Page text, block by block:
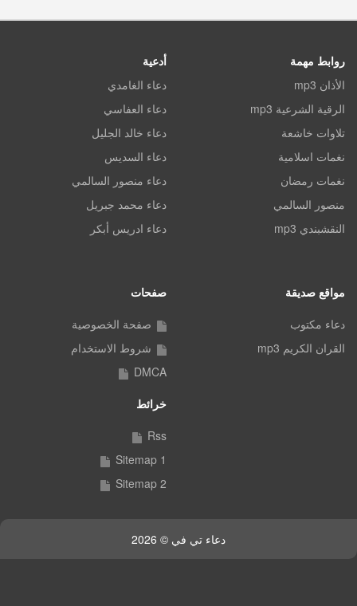
روابط مهمة
الأذان mp3
الرقية الشرعية mp3
تلاوات خاشعة
نغمات اسلامية
نغمات رمضان
منصور السالمي
النقشبندي mp3
أدعية
دعاء الغامدي
دعاء العفاسي
دعاء خالد الجليل
دعاء السديس
دعاء منصور السالمي
دعاء محمد جبريل
دعاء ادريس أبكر
مواقع صديقة
دعاء مكتوب
القران الكريم mp3
صفحات
صفحة الخصوصية
شروط الاستخدام
DMCA
خرائط
Rss
Sitemap 1
Sitemap 2
دعاء تي في © 2026